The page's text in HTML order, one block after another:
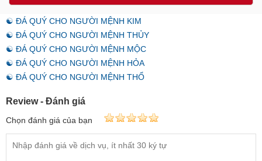
☯ ĐÁ QUÝ CHO NGƯỜI MỆNH KIM
☯ ĐÁ QUÝ CHO NGƯỜI MỆNH THỦY
☯ ĐÁ QUÝ CHO NGƯỜI MỆNH MỘC
☯ ĐÁ QUÝ CHO NGƯỜI MỆNH HỎA
☯ ĐÁ QUÝ CHO NGƯỜI MỆNH THỔ
Review - Đánh giá
Chọn đánh giá của bạn